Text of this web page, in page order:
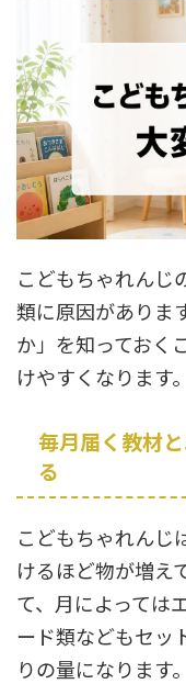
こどもちゃれんじ
類に原因がありま
か」を知っておく
けやすくなります。
毎月届く教材
る
こどもちゃれんじ
けるほど物が増え
て、月によっては
ード類などもセッ
りの量になります。